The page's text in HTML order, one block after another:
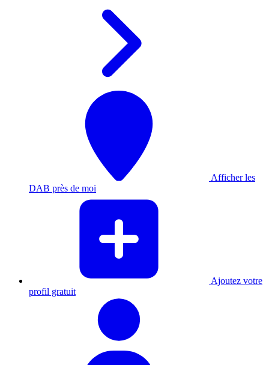
Afficher les
DAB près de moi
Ajoutez votre
profil gratuit